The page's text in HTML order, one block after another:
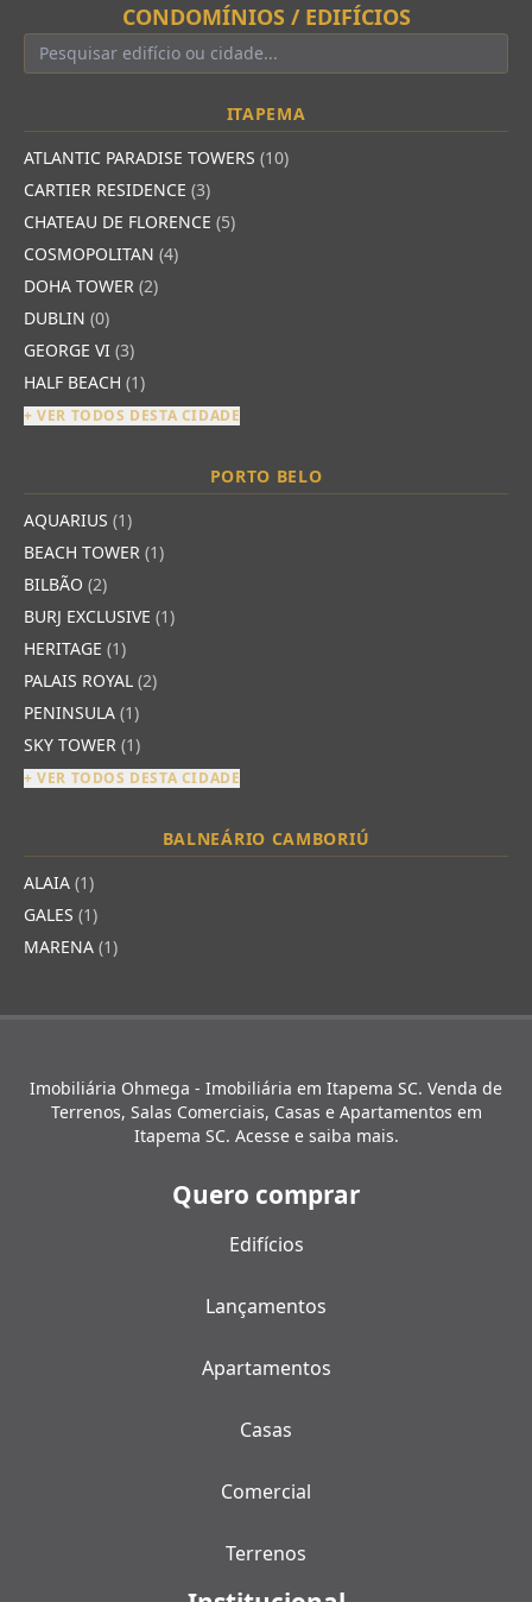
CONDOMÍNIOS / EDIFÍCIOS
ITAPEMA
ATLANTIC PARADISE TOWERS (10)
CARTIER RESIDENCE (3)
CHATEAU DE FLORENCE (5)
COSMOPOLITAN (4)
DOHA TOWER (2)
DUBLIN (0)
GEORGE VI (3)
HALF BEACH (1)
+ VER TODOS DESTA CIDADE
PORTO BELO
AQUARIUS (1)
BEACH TOWER (1)
BILBÃO (2)
BURJ EXCLUSIVE (1)
HERITAGE (1)
PALAIS ROYAL (2)
PENINSULA (1)
SKY TOWER (1)
+ VER TODOS DESTA CIDADE
BALNEÁRIO CAMBORIÚ
ALAIA (1)
GALES (1)
MARENA (1)
Imobiliária Ohmega - Imobiliária em Itapema SC. Venda de
Terrenos, Salas Comerciais, Casas e Apartamentos em
Itapema SC. Acesse e saiba mais.
Quero comprar
Edifícios
Lançamentos
Apartamentos
Casas
Comercial
Terrenos